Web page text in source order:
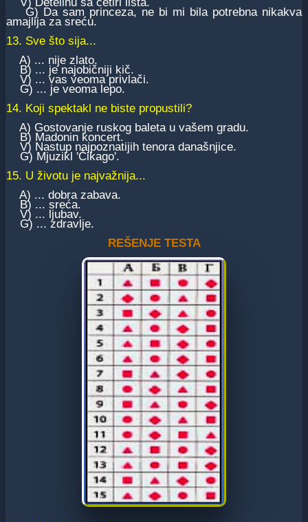
G) Da sam princeza, ne bi mi bila potrebna nikakva
amajlija za sreću.
13. Sve što sija...
A) ... nije zlato.
B) ... je najobičniji kič.
V) ... vas veoma privlači.
G) ... je veoma lepo.
14. Koji spektakl ne biste propustili?
A) Gostovanje ruskog baleta u vašem gradu.
B) Madonin koncert.
V) Nastup najpoznatijih tenora današnjice.
G) Mjuzikl 'Čikago'.
15. U životu je najvažnija...
A) ... dobra zabava.
B) ... sreća.
V) ... ljubav.
G) ... zdravlje.
REŠENJE TESTA